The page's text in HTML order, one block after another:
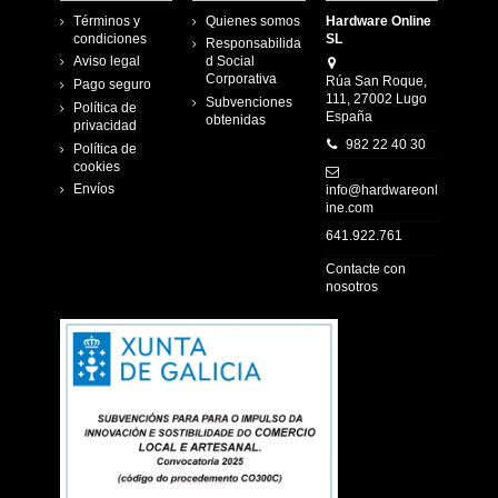
Términos y
condiciones
Aviso legal
Pago seguro
Política de
privacidad
Política de
cookies
Envíos
Quienes somos
Responsabilida
d Social
Corporativa
Subvenciones
obtenidas
Hardware Online
SL
Rúa San Roque,
111, 27002 Lugo
España
982 22 40 30
info@hardwareonl
ine.com
641.922.761
Contacte con
nosotros